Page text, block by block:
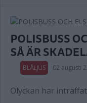
POLISBUSS
SÅ ÄR
BLÅLJUS 02 augusti
Olyckan har